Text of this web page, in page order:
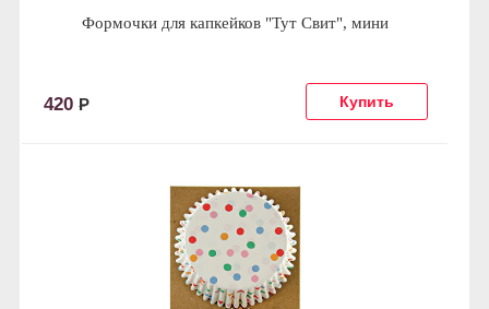
Формочки для капкейков "Тут Свит", мини
420 Р